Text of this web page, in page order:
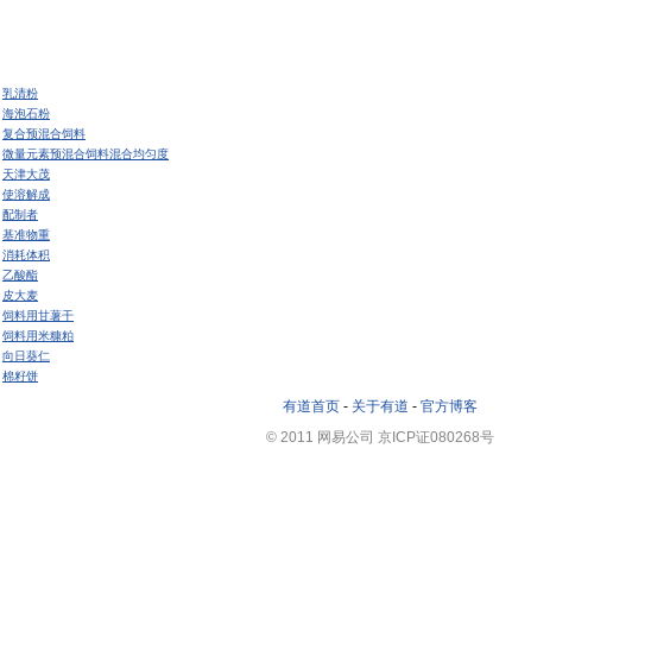
乳清粉
海泡石粉
复合预混合饲料
微量元素预混合饲料混合均匀度
天津大茂
使溶解成
配制者
基准物重
消耗体积
乙酸酯
皮大麦
饲料用甘薯干
饲料用米糠粕
向日葵仁
棉籽饼
有道首页 - 关于有道 - 官方博客
© 2011 网易公司 京ICP证080268号